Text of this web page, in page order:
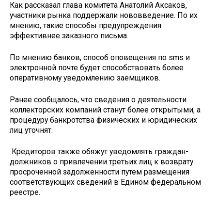
Как рассказал глава комитета Анатолий Аксаков,
участники рынка поддержали нововведение. По их
мнению, такие способы предупреждения
эффективнее заказного письма.
По мнению банков, способ оповещения по sms и
электронной почте будет способствовать более
оперативному уведомлению заемщиков.
Ранее сообщалось, что сведения о деятельности
коллекторских компаний станут более открытыми, а
процедуру банкротства физических и юридических
лиц уточнят.
Кредиторов также обяжут уведомлять граждан-
должников о привлечении третьих лиц к возврату
просроченной задолженности путём размещения
соответствующих сведений в Едином федеральном
реестре.